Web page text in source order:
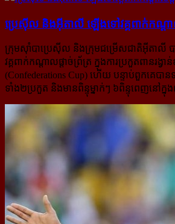
ប្រេស៊ីល និងអ៊ីតាលី ឡើង​ទៅ​វគ្គ​ពាក់​កណ្តា
ក្រុមស៊ាំបាប្រេស៊ីល និងក្រុមជម្រើសជាតិអ៊ីតាលី
វគ្គពាក់កណ្តាលផ្តាច់ព្រ័ត្រ ក្នុងការប្រកួត​ពានរង្វ
(Confederations Cup) ហើយ បន្ទាប់ពួកគេប
ទាំង២ប្រកួត និងមាន​ពិន្ទុ​ម្នាក់ៗ ៦ពិន្ទុពេញនៅក្